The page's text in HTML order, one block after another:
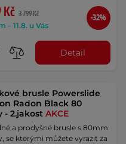
Kč 3 799 Kč
– 11.8. u Vás
-32%
Detail
brusle Powerslide
Radon Black 80
- 2.jakostAKCE
a prodyšné brusle s 80mm
se kterými můžete vyrazit za